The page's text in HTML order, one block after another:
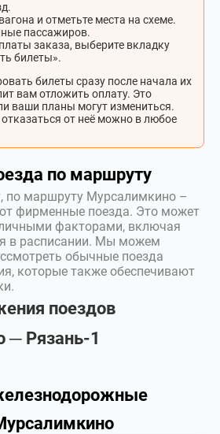
и отметьте места на схеме.
пассажиров.
заказа, выберите вкладку
билеты».
билеты сразу после начала их
вам отложить оплату. Это
ваши планы могут измениться.
от неё можно в любое
по маршруту
по маршруту Мурсалимкино –
фирменные поезда. Это может
факторами, включая
в расписании. Мы можем
обычные поезда
которые также обеспечивают
поездов
─ Рязань-1